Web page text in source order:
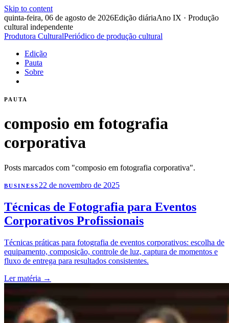
Skip to content
quinta-feira, 06 de agosto de 2026Edição diáriaAno IX · Produção
cultural independente
Produtora CulturalPeriódico de produção cultural
Edição
Pauta
Sobre
PAUTA
composio em fotografia
corporativa
Posts marcados com "composio em fotografia corporativa".
BUSINESS 22 de novembro de 2025
Técnicas de Fotografia para Eventos
Corporativos Profissionais
Técnicas práticas para fotografia de eventos corporativos: escolha de
equipamento, composição, controle de luz, captura de momentos e
fluxo de entrega para resultados consistentes.
Ler matéria →